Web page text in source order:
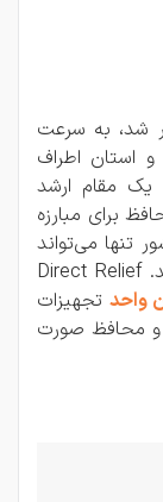
ظاهر شد، به سرعت
و استان اطراف
یک مقام ارشد
برای مبارزه
تنها می‌تواند
محافظ تولید کند. Direct Relief
تجهیزات
محافظ صورت